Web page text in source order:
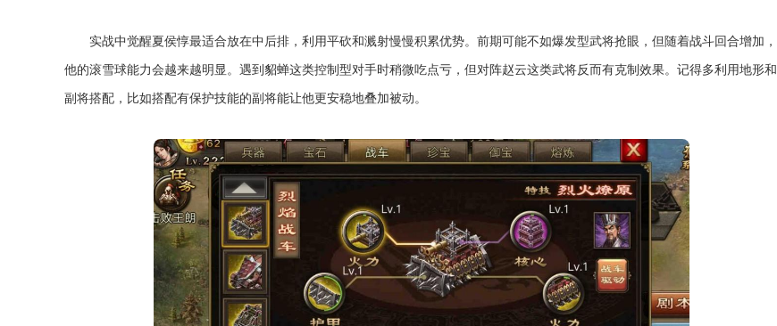
实战中觉醒夏侯惇最适合放在中后排，利用平砍和溅射慢慢积累优势。前期可能不如爆发型武将抢眼，但随着战斗回合增加，
他的滚雪球能力会越来越明显。遇到貂蝉这类控制型对手时稍微吃点亏，但对阵赵云这类武将反而有克制效果。记得多利用地形和
副将搭配，比如搭配有保护技能的副将能让他更安稳地叠加被动。